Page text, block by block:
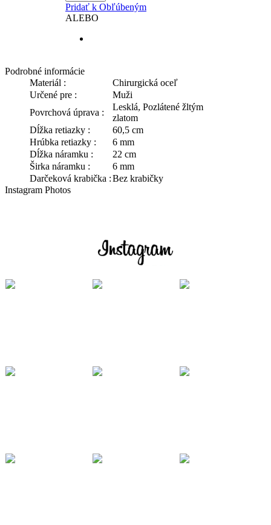
Pridať k Obľúbeným
ALEBO
Podrobné informácie
Materiál :
Chirurgická oceľ
Určené pre :
Muži
Povrchová úprava :
Lesklá, Pozlátené žltým
zlatom
Dĺžka retiazky :
60,5 cm
Hrúbka retiazky :
6 mm
Dĺžka náramku :
22 cm
Širka náramku :
6 mm
Darčeková krabička :Bez krabičky
Instagram Photos